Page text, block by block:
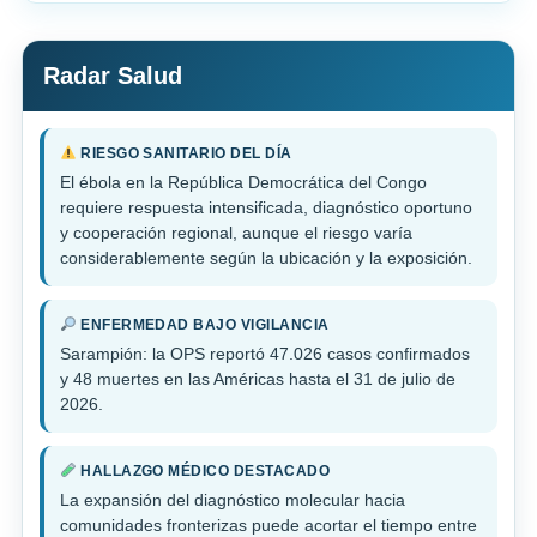
Radar Salud
RIESGO SANITARIO DEL DÍA
El ébola en la República Democrática del Congo
requiere respuesta intensificada, diagnóstico oportuno
y cooperación regional, aunque el riesgo varía
considerablemente según la ubicación y la exposición.
ENFERMEDAD BAJO VIGILANCIA
Sarampión: la OPS reportó 47.026 casos confirmados
y 48 muertes en las Américas hasta el 31 de julio de
2026.
HALLAZGO MÉDICO DESTACADO
La expansión del diagnóstico molecular hacia
comunidades fronterizas puede acortar el tiempo entre